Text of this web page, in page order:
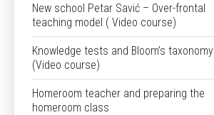
New school Petar Savić – Over-frontal
teaching model ( Video course)
Knowledge tests and Bloom’s taxonomy
(Video course)
Homeroom teacher and preparing the
homeroom class